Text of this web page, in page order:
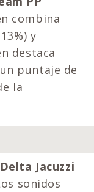
combina
y
destaca
puntaje de
la
Delta Jacuzzi
sonidos